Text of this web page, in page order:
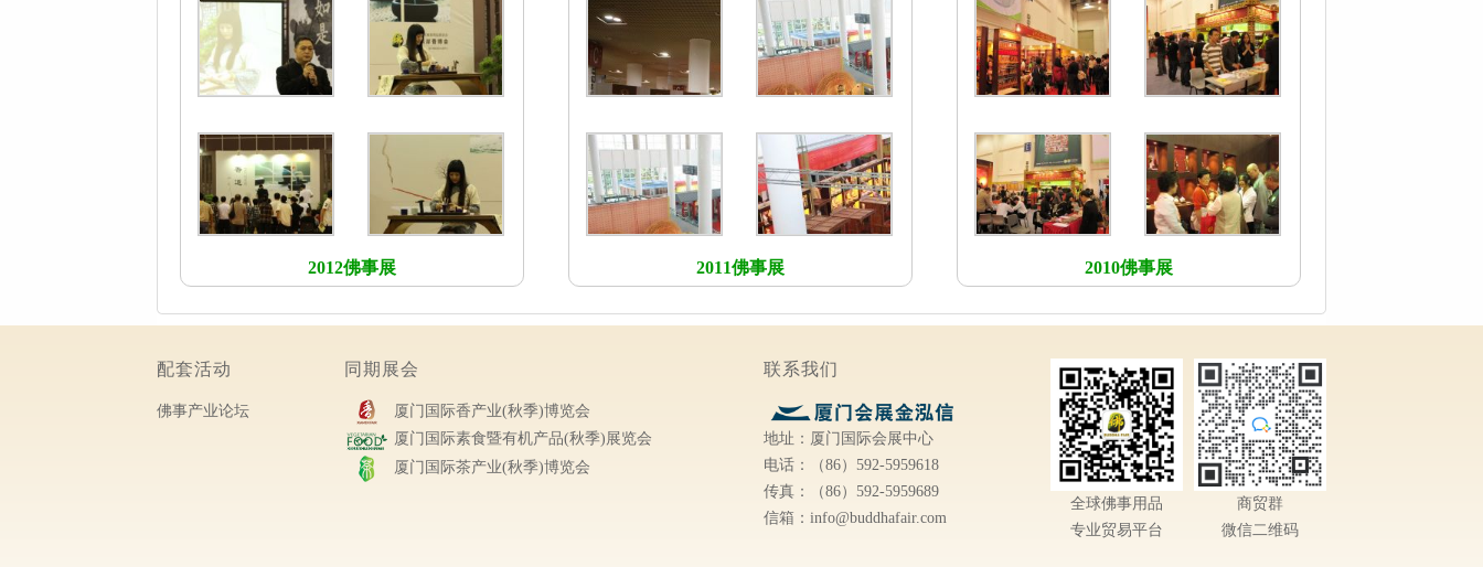
2012佛事展 2011佛事展 2010佛事展
配套活动
佛事产业论坛
同期展会
厦门国际香产业(秋季)博览会
厦门国际素食暨有机产品(秋季)展览会
厦门国际茶产业(秋季)博览会
联系我们
地址：厦门国际会展中心
电话：（86）592-5959618
传真：（86）592-5959689
信箱：info@buddhafair.com
商贸群
微信二维码
全球佛事用品
专业贸易平台